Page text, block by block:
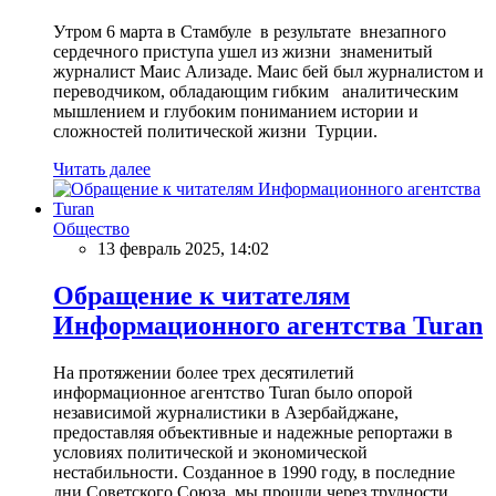
Утром 6 марта в Стамбуле в результате внезапного
сердечного приступа ушел из жизни знаменитый
журналист Маис Ализаде. Маис бей был журналистом и
переводчиком, обладающим гибким аналитическим
мышлением и глубоким пониманием истории и
сложностей политической жизни Турции.
Читать далее
Общество
13 февраль 2025, 14:02
Обращение к читателям
Информационного агентства Turan
На протяжении более трех десятилетий
информационное агентство Turan было опорой
независимой журналистики в Азербайджане,
предоставляя объективные и надежные репортажи в
условиях политической и экономической
нестабильности. Созданное в 1990 году, в последние
дни Советского Союза, мы прошли через трудности